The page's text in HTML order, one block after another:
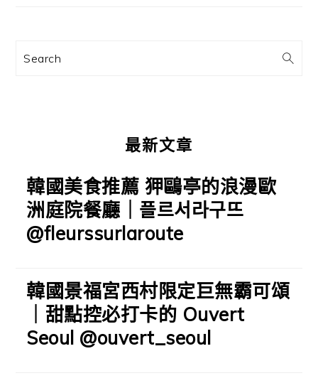
訊
Search
最新文章
韓國美食推薦 狎鷗亭的浪漫歐
洲庭院餐廳｜플르서라구뜨
@fleurssurlaroute
韓國景福宮西村限定巨無霸可頌
｜甜點控必打卡的 Ouvert
Seoul @ouvert_seoul